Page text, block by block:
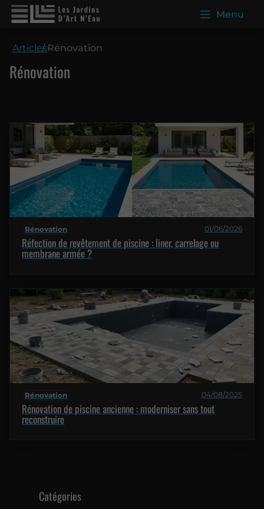
Menu
Catégories
ArticlesRénovation
Rénovation
Rénovation 01/06/2026
Réfection de revêtement de piscine : liner, carrelage ou
membrane armée ?
Rénovation 04/08/2025
Rénovation de piscine ancienne : moderniser sans tout
reconstruire